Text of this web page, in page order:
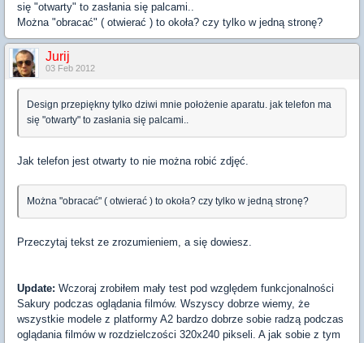
się "otwarty" to zasłania się palcami..
Można "obracać" ( otwierać ) to okoła? czy tylko w jedną stronę?
Jurij
03 Feb 2012
Design przepiękny tylko dziwi mnie położenie aparatu. jak telefon ma
się "otwarty" to zasłania się palcami..
Jak telefon jest otwarty to nie można robić zdjęć.
Można "obracać" ( otwierać ) to okoła? czy tylko w jedną stronę?
Przeczytaj tekst ze zrozumieniem, a się dowiesz.
Update: Wczoraj zrobiłem mały test pod względem funkcjonalności
Sakury podczas oglądania filmów. Wszyscy dobrze wiemy, że
wszystkie modele z platformy A2 bardzo dobrze sobie radzą podczas
oglądania filmów w rozdzielczości 320x240 pikseli. A jak sobie z tym